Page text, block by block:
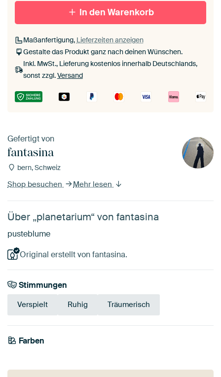
Mit Schattenfugenrahmen,
schwarz
Mit Schattenfugenrahmen,
weiß
In den Warenkorb
Maßanfertigung, Lieferzeiten anzeigen
Gestalte das Produkt ganz nach deinen Wünschen.
Inkl. MwSt., Lieferung kostenlos innerhalb Deutschlands,
sonst zzgl.Versand
Gefertigt von
fantasina
bern, Schweiz
Shop besuchen Mehr lesen
Über „planetarium“ von fantasina
pusteblume
Original erstellt von fantasina.
Stimmungen
Verspielt Ruhig Träumerisch
Farben
Schwarz
Anthrazit